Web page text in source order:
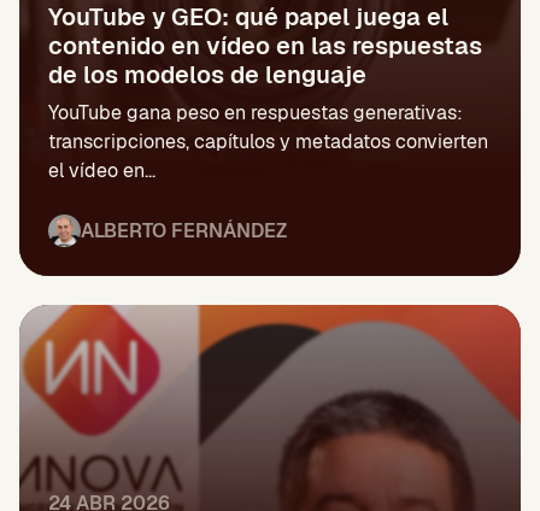
YouTube y GEO: qué papel juega el
contenido en vídeo en las respuestas
de los modelos de lenguaje
YouTube gana peso en respuestas generativas:
transcripciones, capítulos y metadatos convierten
el vídeo en...
ALBERTO FERNÁNDEZ
24 ABR 2026